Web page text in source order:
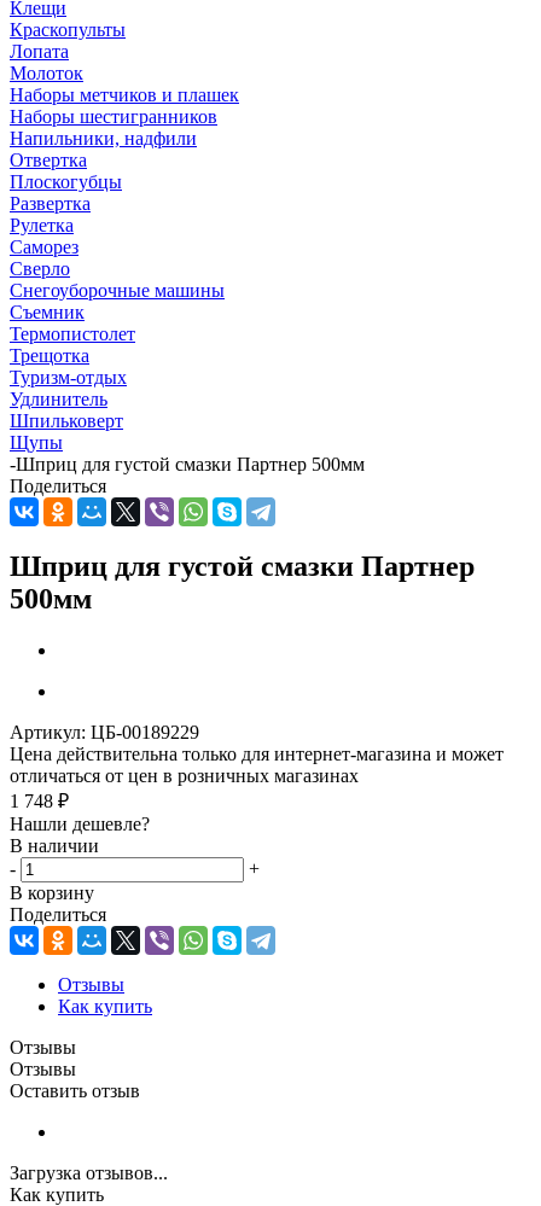
Клещи
Краскопульты
Лопата
Молоток
Наборы метчиков и плашек
Наборы шестигранников
Напильники, надфили
Отвертка
Плоскогубцы
Развертка
Рулетка
Саморез
Сверло
Снегоуборочные машины
Съемник
Термопистолет
Трещотка
Туризм-отдых
Удлинитель
Шпильковерт
Щупы
-Шприц для густой смазки Партнер 500мм
Поделиться
Шприц для густой смазки Партнер
500мм
Артикул: ЦБ-00189229
Цена действительна только для интернет-магазина и может
отличаться от цен в розничных магазинах
1 748 ₽
Нашли дешевле?
В наличии
-
+
В корзину
Поделиться
Отзывы
Как купить
Отзывы
Отзывы
Оставить отзыв
Загрузка отзывов...
Как купить